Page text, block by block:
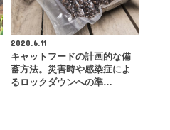
2020.6.11
キャットフードの計画的な備
蓄方法。災害時や感染症によ
るロックダウンへの準…